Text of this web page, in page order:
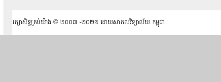
រក្សាសិទ្ធគ្រប់យ៉ាង ​© ២០០៣ -២០២១ ដោយសាកលវិទ្យាល័យ កម្ពុជា